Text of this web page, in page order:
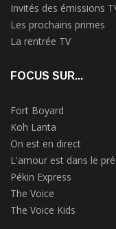
Invités des émissions
Les prochains primes
La rentrée TV
FOCUS SUR...
Fort Boyard
Koh Lanta
On est en direct
L'amour est dans le pré
Pékin Express
The Voice
The Voice Kids